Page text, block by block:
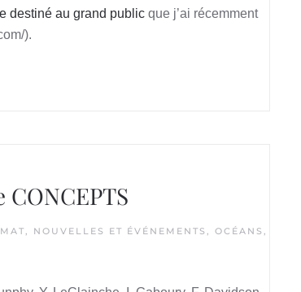
destiné au grand public que j’ai récemment
).
, NOUVELLES ET ÉVÉNEMENTS , OCÉANS ,